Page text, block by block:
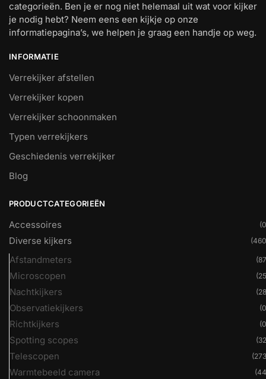
categorieën. Ben je er nog niet helemaal uit wat voor kijker
je nodig hebt? Neem eens een kijkje op onze
informatiepagina’s, we helpen je graag een handje op weg.
INFORMATIE
Verrekijker afstellen
Verrekijker kopen
Verrekijker schoonmaken
Typen verrekijkers
Geschiedenis verrekijker
Blog
PRODUCTCATEGORIEËN
Accessoires
Diverse kijkers
Afstandmeters
Microscopen
Nachtkijkers
Observatiekijkers
Richtkijkers
Spotting scopes
Telescopen
Warmtebeeld camera